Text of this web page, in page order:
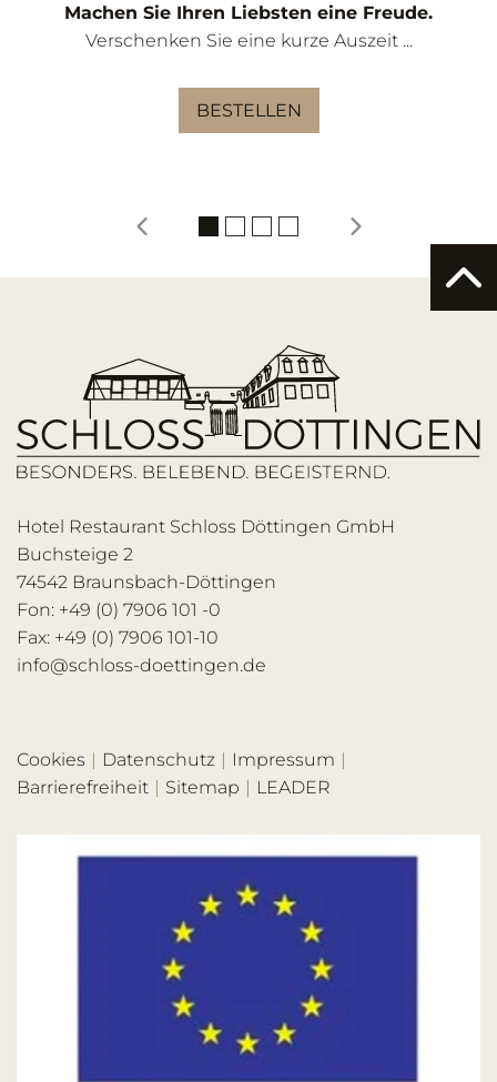
Machen Sie Ihren Liebsten eine Freude.
Verschenken Sie eine kurze Auszeit ...
BESTELLEN
Hotel Restaurant Schloss Döttingen GmbH
Buchsteige 2
74542 Braunsbach-Döttingen
Fon: +49 (0) 7906 101 -0
Fax: +49 (0) 7906 101-10
info@schloss-doettingen.de
Cookies Datenschutz
Impressum
Barrierefreiheit
Sitemap LEADER